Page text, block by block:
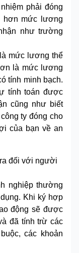
phải đóng
hơn mức lương
như trường
mức lương thể
là mức lương
tính minh bạch.
tính toán được
cũng như biết
ty đóng cho
của bạn về an
đối với người
nghiệp thường
Khi ký hợp
động sẽ được
đã tính trừ các
các khoản